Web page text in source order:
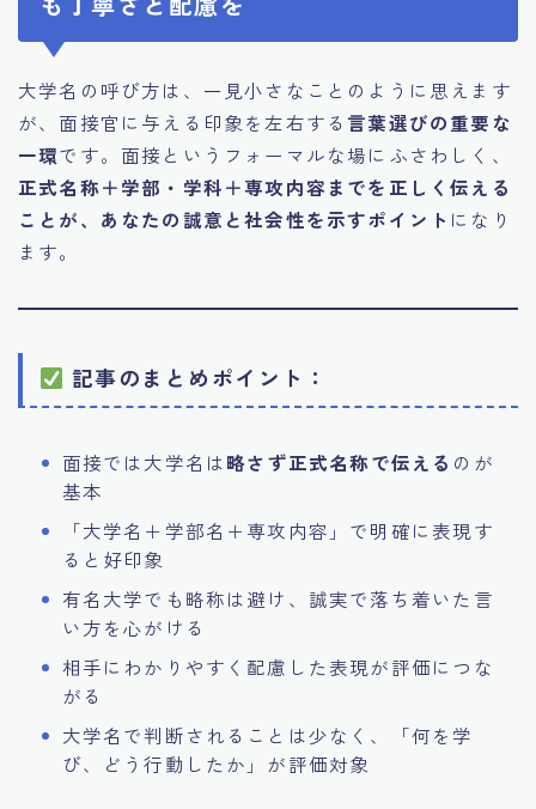
大学名の呼び方は、一見小さなことのように思えます
が、面接官に与える印象を左右する言葉選びの重要な
一環です。面接というフォーマルな場にふさわしく、
正式名称＋学部・学科＋専攻内容までを正しく伝える
ことが、あなたの誠意と社会性を示すポイント になり
ます。
記事のまとめポイント：
面接では大学名は略さず正式名称で伝える のが
基本
「大学名＋学部名＋専攻内容」で明確に表現す
ると好印象
有名大学でも略称は避け、誠実で落ち着いた言
い方を心がける
相手にわかりやすく配慮した表現が評価につな
がる
大学名で判断されることは少なく、「何を学
び、どう行動したか」が評価対象